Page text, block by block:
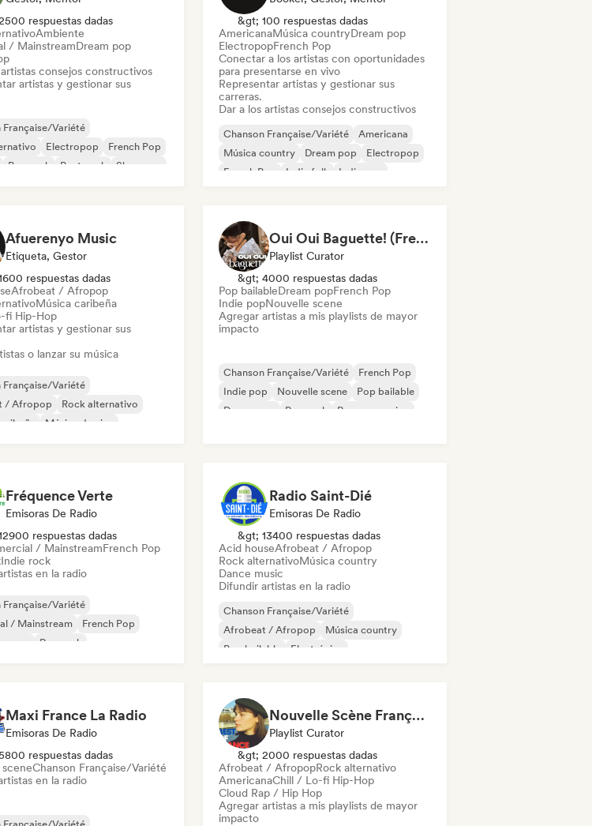
respuestas dadas
Ambiente
/ MainstreamDream pop
artistas consejos constructivos
artistas y gestionar sus
Française/Variété
Electropop
French Pop
Pop rock Post punk Shoegaze
&gt; 100 respuestas dadas
AmericanaMúsica countryDream pop
ElectropopFrench Pop
Conectar a los artistas con oportunidades
para presentarse en vivo
Representar artistas y gestionar sus
carreras.
Dar a los artistas consejos constructivos
Chanson Française/Variété
Americana
Música country
Dream pop
Electropop
French Pop
Indie folk Indie pop
Afuerenyo Music
Etiqueta, Gestor
respuestas dadas
Afrobeat / Afropop
Música caribeña
fi Hip-Hop
artistas y gestionar sus
o lanzar su música
Française/Variété
/ Afropop
Rock alternativo
Música de cine
Oui Oui Baguette! (French Indie Pop's Finest)
Playlist Curator
&gt; 4000 respuestas dadas
Pop bailableDream popFrench Pop
Indie popNouvelle scene
Agregar artistas a mis playlists de mayor
impacto
Chanson Française/Variété
French Pop
Indie pop
Nouvelle scene
Pop bailable
Dream pop
Pop rock Pop progresivo
Fréquence Verte
Emisoras De Radio
respuestas dadas
/ MainstreamFrench Pop
Indie rock
en la radio
Française/Variété
/ Mainstream
French Pop
Pop rock
Radio Saint-Dié
Emisoras De Radio
&gt; 13400 respuestas dadas
Acid houseAfrobeat / Afropop
Rock alternativoMúsica country
Dance music
Difundir artistas en la radio
Chanson Française/Variété
Afrobeat / Afropop
Música country
Pop bailable
Electrónica
Maxi France La Radio
Emisoras De Radio
respuestas dadas
sceneChanson Française/Variété
en la radio
Nouvelle Scène Française : Pop, Indie & Chanson Émergente
Playlist Curator
&gt; 2000 respuestas dadas
Afrobeat / AfropopRock alternativo
AmericanaChill / Lo-fi Hip-Hop
Cloud Rap / Hip Hop
Agregar artistas a mis playlists de mayor
impacto